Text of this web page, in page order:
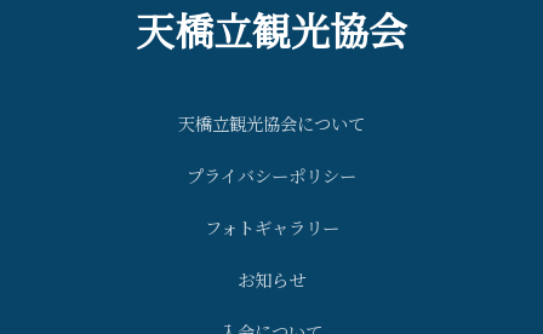
天橋立観光協会
天橋立観光協会について
プライバシーポリシー
フォトギャラリー
お知らせ